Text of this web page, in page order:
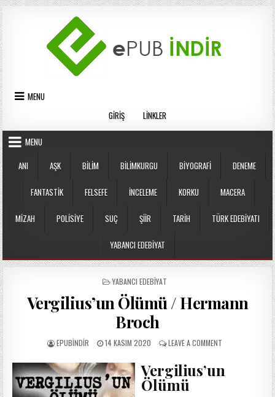
Skip
to
content
MENU
GIRIŞ
LINKLER
MENU
ANI
AŞK BILIM BILIMKURGU BIYOGRAFI DENEME
FANTASTIK FELSEFE İNCELEME KORKU MACERA
MIZAH POLISIYE SUÇ ŞIIR TARIH TÜRK EDEBIYATI
YABANCI EDEBIYAT
POSTED
YABANCI EDEBIYAT
Vergilius’un Ölümü / Hermann
Broch
AUTHOR:
EPUBINDIR
PUBLISHED
14 KASIM 2020 LEAVE A COMMENTON
/
Vergilius’un
Ölümü